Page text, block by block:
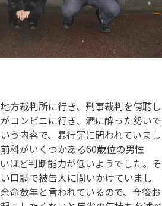
方裁判所に行き、刑事裁判を傍聴し
コンビニに行き、酒に酔った勢いで
う内容で、暴行罪に問われていまし
科がいくつかある60歳位の男性
ほど判断能力が低いようでした。そ
口調で被告人に問いかけていまし
命数年と言われているので、今後お